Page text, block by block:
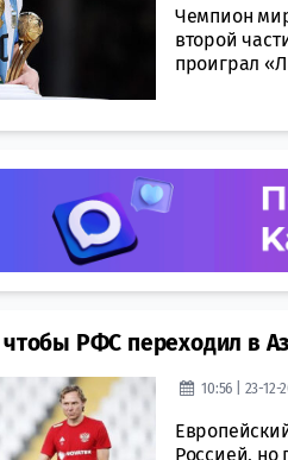
Чемпион
второй
проиграл
чтобы РФС переходил в
10:56 | 23-12-
Россией, но